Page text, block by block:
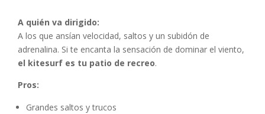
A quién va dirigido:
A los que ansían velocidad, saltos y un subidón de
adrenalina. Si te encanta la sensación de dominar el viento,
el kitesurf es tu patio de recreo.
Pros:
Grandes saltos y trucos